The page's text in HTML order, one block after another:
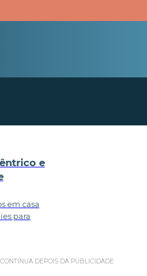
e
em casa
para
CONTINUA DEPOIS DA PUBLICIDADE